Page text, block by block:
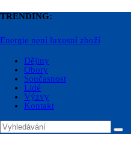
TRENDING:
Plynárenství
Dějiny
Obory
Současnost
Lidé
Výzvy
Kontakt